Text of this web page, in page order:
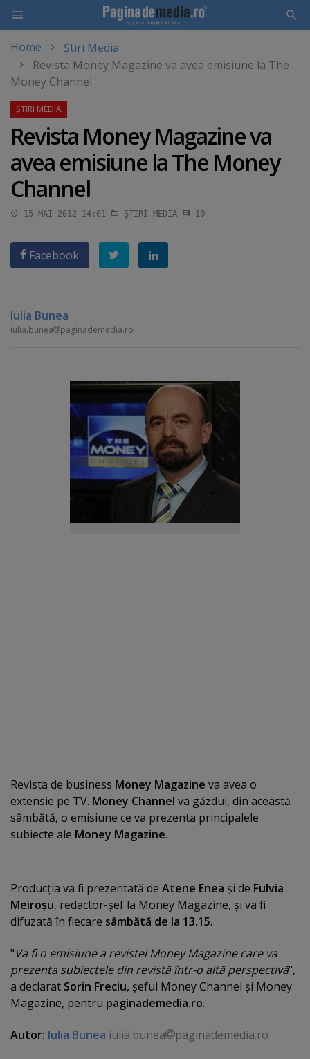
main
content
Home
Știri Media
Revista Money Magazine va avea emisiune la The
Money Channel
Revista Money Magazine va
avea emisiune la The Money
Channel
15 MAI 2012 14:01 ȘTIRI MEDIA 10
Facebook
Iulia Bunea
iulia.bunea paginademedia.ro
Revista de business Money Magazine va avea o
extensie pe TV. Money Channel va găzdui, din această
sâmbătă, o emisiune ce va prezenta principalele
subiecte ale Money Magazine.
Producţia va fi prezentată de Atene Enea şi de Fulvia
Meiroşu, redactor-şef la Money Magazine, şi va fi
difuzată în fiecare sâmbătă de la 13.15.
"Va fi o emisiune a revistei Money Magazine care va
prezenta subiectele din revistă într-o altă perspectivă",
a declarat Sorin Freciu, şeful Money Channel şi Money
Magazine, pentru paginademedia.ro.
Autor: Iulia Bunea iulia.bunea paginademedia.ro